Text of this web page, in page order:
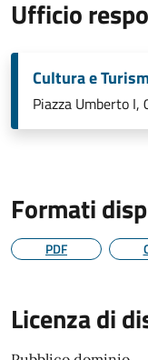
Ufficio
Cultura e
Piazza Umberto
Formati
PDF
Licenza di